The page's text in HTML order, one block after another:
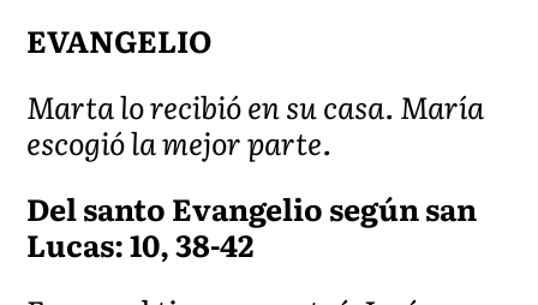
EVANGELIO
Marta lo recibió en su casa. María
escogió la mejor parte.
Del santo Evangelio según san
Lucas: 10, 38-42